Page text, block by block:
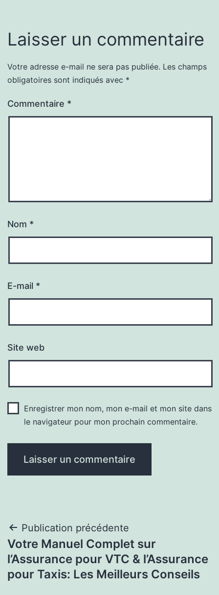
Laisser un commentaire
Votre adresse e-mail ne sera pas publiée. Les champs
obligatoires sont indiqués avec *
Commentaire *
Nom *
E-mail *
Site web
Enregistrer mon nom, mon e-mail et mon site dans
le navigateur pour mon prochain commentaire.
Navigation
de
l’article
Publication précédente
Votre Manuel Complet sur
l’Assurance pour VTC & l’Assurance
pour Taxis: Les Meilleurs Conseils